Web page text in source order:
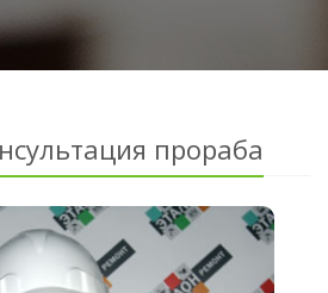
прораба